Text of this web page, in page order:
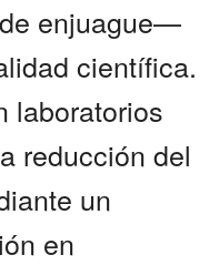
enjuague—
científica.
laboratorios
reducción del
un
en